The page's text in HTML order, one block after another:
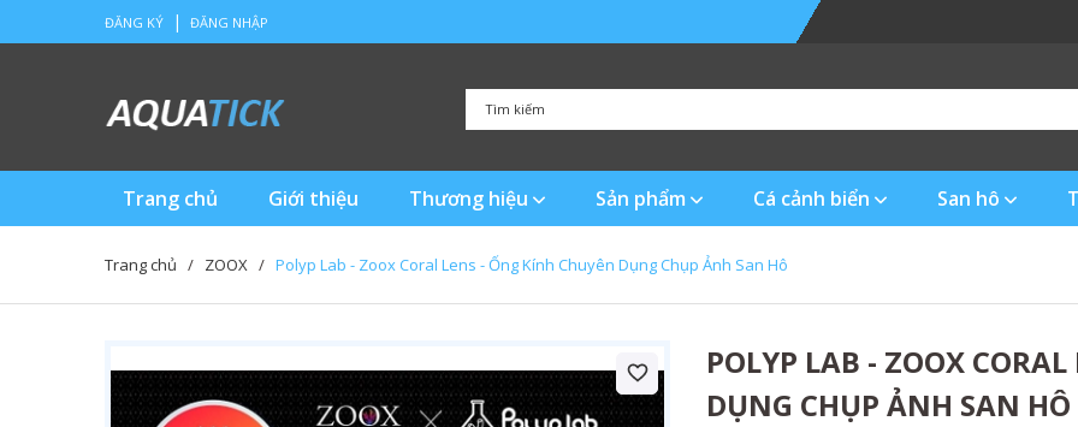
ĐĂNG KÝ | ĐĂNG NHẬP
Trang chủ Giới thiệu Thương hiệu Sản phẩm Cá cảnh biển San hô
Trang chủ / ZOOX / Polyp Lab - Zoox Coral Lens - Ống Kính Chuyên Dụng Chụp Ảnh San Hô
POLYP LAB - ZOOX
DỤNG CHỤP ẢNH SAN HÔ